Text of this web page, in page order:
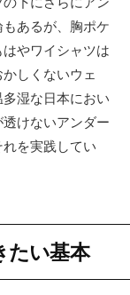
あるが、胸ポケ
やワイシャツは
しくないウェ
湿な日本におい
けないアンダー
を実践してい
たい基本